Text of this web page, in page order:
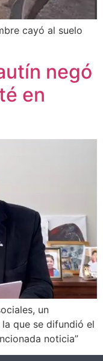
cayó al suelo
negó
en
un
que se difundió el
noticia”